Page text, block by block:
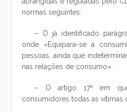
normas seguintes:
– O já identificado
onde «Equipara-se a
pessoas, ainda que
nas relações de consumo».
– O artigo 17º em
consumidores todas as vítimas